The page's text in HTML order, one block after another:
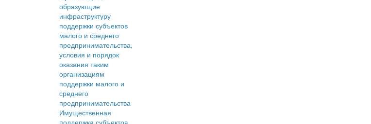
образующие
инфраструктуру
поддержки субъектов
малого и среднего
предпринимательства,
условия и порядок
оказания таким
организациям
поддержки малого и
среднего
предпринимательства
Имущественная